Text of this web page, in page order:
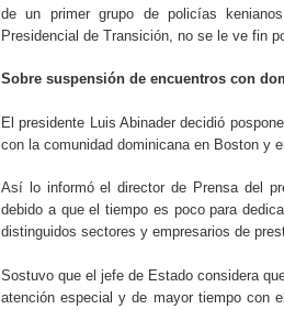
de un primer grupo de policías
Presidencial de Transición, no se le ve fin
Sobre suspensión de encuentros con
El presidente Luis Abinader decidió
con la comunidad dominicana en Boston y
Así lo informó el director de Prensa del
debido a que el tiempo es poco para
distinguidos sectores y empresarios de
Sostuvo que el jefe de Estado considera
atención especial y de mayor tiempo con